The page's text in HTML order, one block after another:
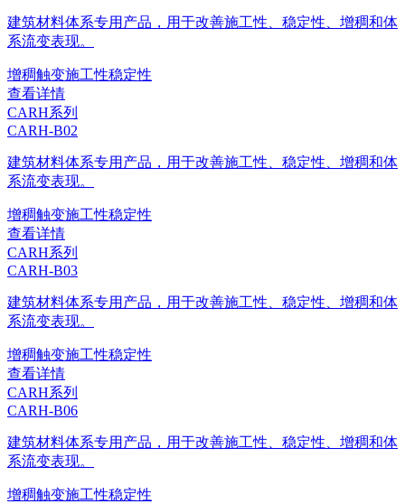
建筑材料体系专用产品，用于改善施工性、稳定性、增稠和体
系流变表现。
增稠触变施工性稳定性
查看详情
CARH系列
CARH-B02
建筑材料体系专用产品，用于改善施工性、稳定性、增稠和体
系流变表现。
增稠触变施工性稳定性
查看详情
CARH系列
CARH-B03
建筑材料体系专用产品，用于改善施工性、稳定性、增稠和体
系流变表现。
增稠触变施工性稳定性
查看详情
CARH系列
CARH-B06
建筑材料体系专用产品，用于改善施工性、稳定性、增稠和体
系流变表现。
增稠触变施工性稳定性